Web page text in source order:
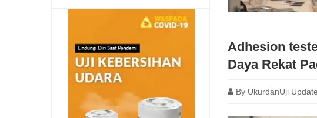
Adhesion
Daya Rekat
By UkurdanUji